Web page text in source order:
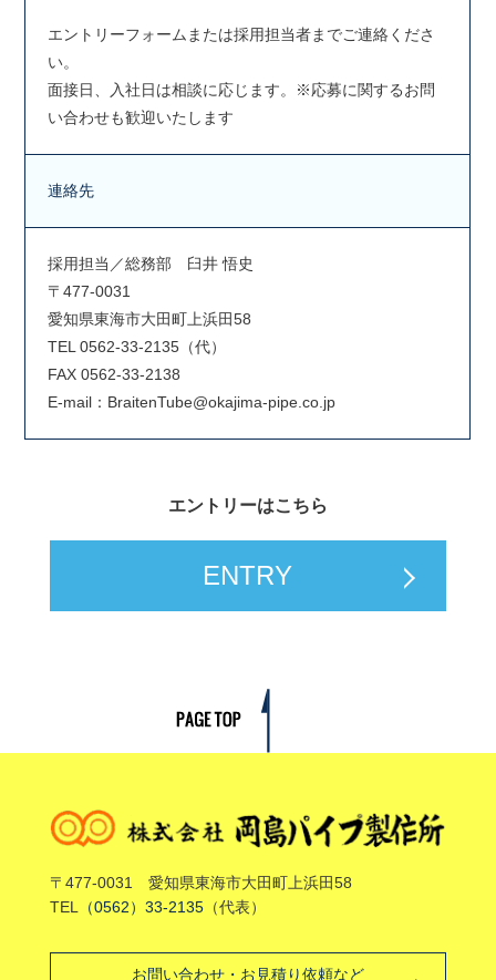
エントリーフォームまたは採用担当者までご連絡くださ
い。
面接日、入社日は相談に応じます。※応募に関するお問
い合わせも歓迎いたします
連絡先
採用担当／総務部 臼井 悟史
〒477-0031
愛知県東海市大田町上浜田58
TEL 0562-33-2135（代）
FAX 0562-33-2138
E-mail：BraitenTube@okajima-pipe.co.jp
エントリーはこちら
ENTRY
〒477-0031 愛知県東海市大田町上浜田58
TEL
（0562）33-2135（代表）
お問い合わせ・お見積り依頼など